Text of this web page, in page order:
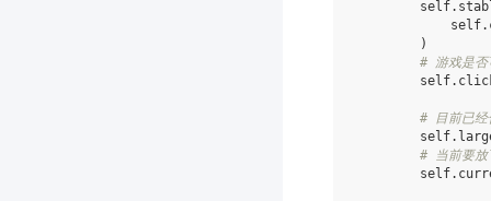
self.
self.
)
# 游戏是否
self.
# 目前已经
self.
# 当前要
self.